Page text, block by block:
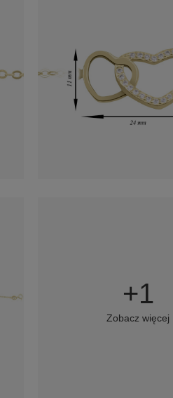
+1
Zobacz więcej